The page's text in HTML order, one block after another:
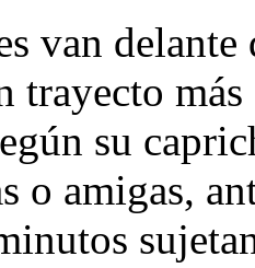
van
trayecto
su
o amigas,